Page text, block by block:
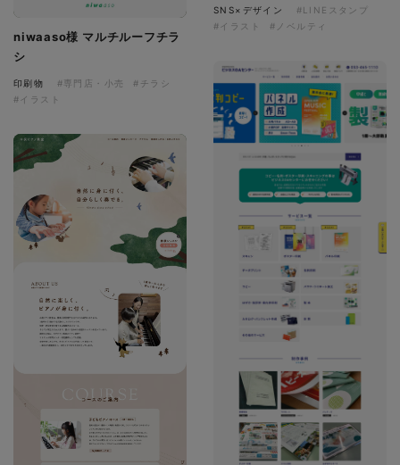
niwaaso様 マルチルーフチラ
シ
印刷物 #専門店・小売
#チラシ
#イラスト
SNS×デザイン
#LINEスタンプ
#イラスト
#ノベルティ